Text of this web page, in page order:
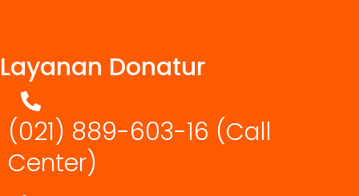
Layanan Donatur
(021) 889-603-16 (Call
Center)